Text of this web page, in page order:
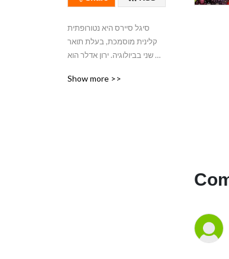
סיגל סיירס היא נטורופתית
קלינית מוסמכת, בעלת תואר
שני בביולוגיה. ירון אדלר הוא
הם מנהלים שיחה מעניינת
Show more >>